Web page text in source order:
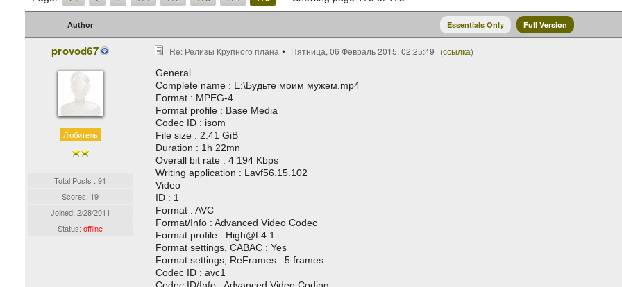
Author Essentials Only Full Version
provod67
Любитель
Total Posts : 91
Scores: 19
Joined: 2/28/2011
Status:offline
Re: Релизы Крупного плана Пятница, 06 Февраль 2015, 02:25:49 (ссылка)
General
Complete name : E:\Будьте моим мужем.mp4
Format : MPEG-4
Format profile : Base Media
Codec ID : isom
File size : 2.41 GiB
Duration : 1h 22mn
Overall bit rate : 4 194 Kbps
Writing application : Lavf56.15.102
Video
ID : 1
Format : AVC
Format/Info : Advanced Video Codec
Format profile : High@L4.1
Format settings, CABAC : Yes
Format settings, ReFrames : 5 frames
Codec ID : avc1